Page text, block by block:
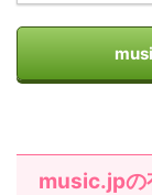
music.jpの